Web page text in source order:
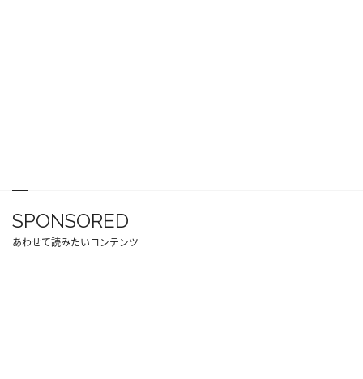
SPONSORED
あわせて読みたいコンテンツ